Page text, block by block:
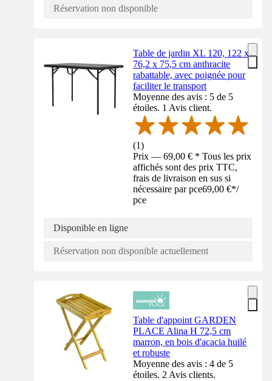
Réservation non disponible
Table de jardin XL 120, 122 x
76,2 x 75,5 cm anthracite
rabattable, avec poignée pour
faciliter le transport
Moyenne des avis : 5 de 5
étoiles. 1 Avis client.
(1)
Prix — 69,00 € * Tous les prix
affichés sont des prix TTC,
frais de livraison en sus si
nécessaire par pce69,00 €*/
pce
Disponible en ligne
Réservation non disponible actuellement
Table d'appoint GARDEN
PLACE Alina H 72,5 cm
marron, en bois d'acacia huilé
et robuste
Moyenne des avis : 4 de 5
étoiles. 2 Avis clients.